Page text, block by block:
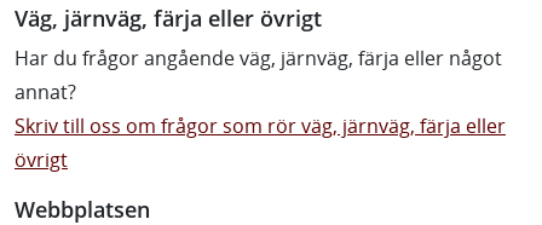
Väg, järnväg, färja eller övrigt
Har du frågor angående väg, järnväg, färja eller något
annat?
Skriv till oss om frågor som rör väg, järnväg, färja eller
övrigt
Webbplatsen